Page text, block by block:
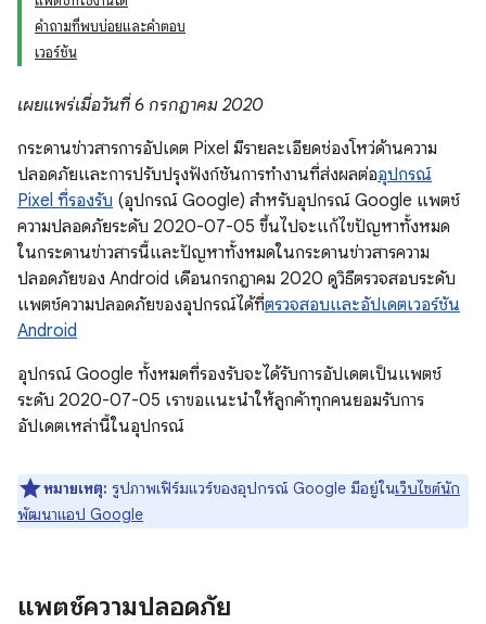
คำถามที่พบบ่อยและคำตอบ
เวอร์ชัน
เผยแพร่เมื่อวันที่ 6 กรกฎาคม 2020
กระดานข่าวสารการอัปเดต Pixel มีรายละเอียดช่องโหว่ด้านความ
ปลอดภัยและการปรับปรุงฟังก์ชันการทำงานที่ส่งผลต่ออุปกรณ์
Pixel ที่รองรับ (อุปกรณ์ Google) สำหรับอุปกรณ์ Google แพตช์
ความปลอดภัยระดับ 2020-07-05 ขึ้นไปจะแก้ไขปัญหาทั้งหมด
ในกระดานข่าวสารนี้และปัญหาทั้งหมดในกระดานข่าวสารความ
ปลอดภัยของ Android เดือนกรกฎาคม 2020 ดูวิธีตรวจสอบระดับ
แพตช์ความปลอดภัยของอุปกรณ์ได้ที่ตรวจสอบและอัปเดตเวอร์ชัน
Android
อุปกรณ์ Google ทั้งหมดที่รองรับจะได้รับการอัปเดตเป็นแพตช์
ระดับ 2020-07-05 เราขอแนะนำให้ลูกค้าทุกคนยอมรับการ
อัปเดตเหล่านี้ในอุปกรณ์
หมายเหตุ: รูปภาพเฟิร์มแวร์ของอุปกรณ์ Google มีอยู่ในเว็บไซต์นัก
พัฒนาแอป Google
แพตช์ความปลอดภัย